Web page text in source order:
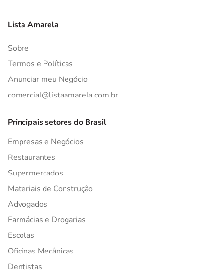
Lista Amarela
Sobre
Termos e Políticas
Anunciar meu Negócio
comercial@listaamarela.com.br
Principais setores do Brasil
Empresas e Negócios
Restaurantes
Supermercados
Materiais de Construção
Advogados
Farmácias e Drogarias
Escolas
Oficinas Mecânicas
Dentistas